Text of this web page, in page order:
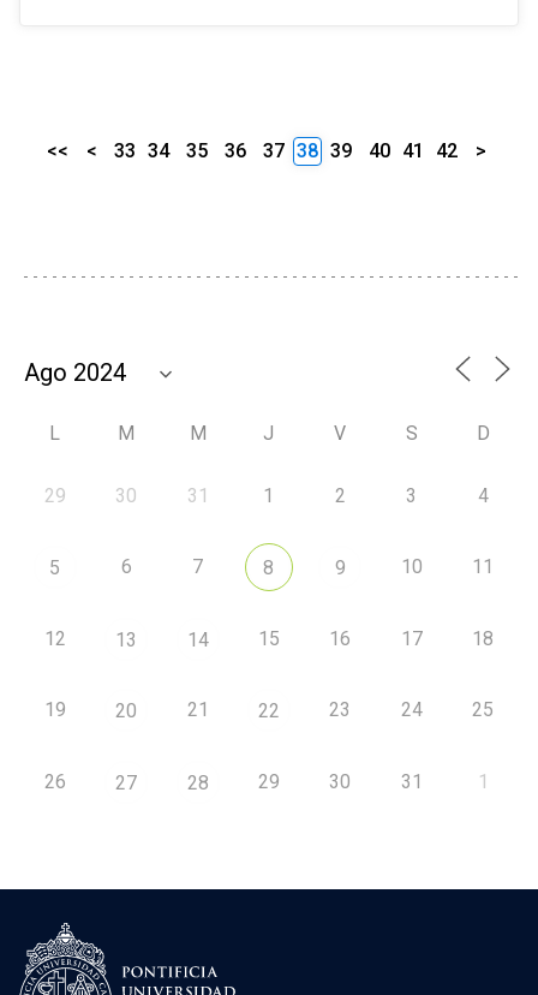
<< < 33 34 35 36 37 38 39 40 41 42 >
L M M J V S D
29 30 31 1 2 3 4
5 6 7 8 9 10 11
12 13 14 15 16 17 18
19 20 21 22 23 24 25
26 27 28 29 30 31 1